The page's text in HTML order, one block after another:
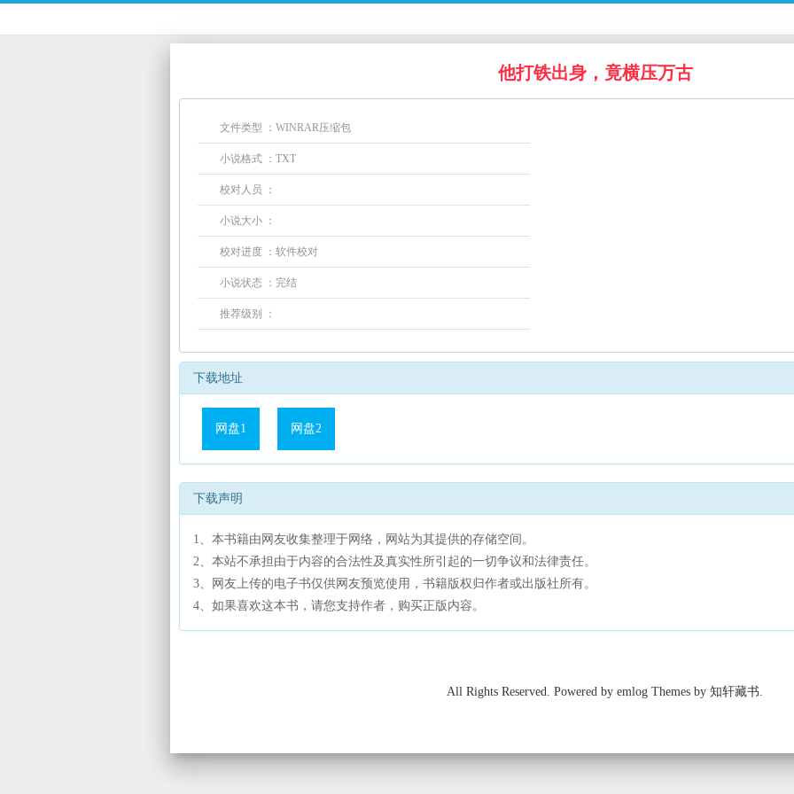
他打铁出身，竟横压万古
文件类型 ：WINRAR压缩包
小说格式 ：TXT
校对人员 ：
小说大小 ：
校对进度 ：软件校对
小说状态 ：完结
推荐级别 ：
下载地址
网盘1 网盘2
下载声明
1、本书籍由网友收集整理于网络，网站为其提供的存储空间。
2、本站不承担由于内容的合法性及真实性所引起的一切争议和法律责任。
3、网友上传的电子书仅供网友预览使用，书籍版权归作者或出版社所有。
4、如果喜欢这本书，请您支持作者，购买正版内容。
All Rights Reserved. Powered by emlog Themes by 知轩藏书.